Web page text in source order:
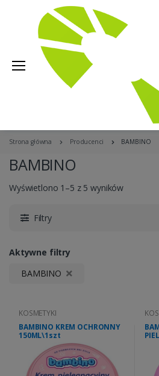
Strona główna Producenci BAMBINO
BAMBINO
Wyświetlono 1–5 z 5 wyników
Filtry
Aktywne filtry
BAMBINO
KOSMETYKI
BAMBINO KREM OCHRONNY
150ML\1szt